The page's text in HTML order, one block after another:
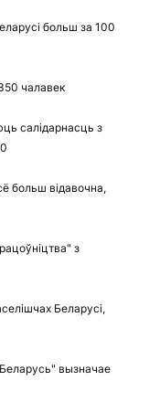
больш за 100
чалавек
салідарнасць з
больш відавочна,
з
Беларусі,
вызначае